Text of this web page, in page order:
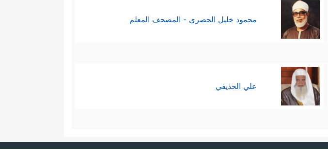
محمود خليل الحصري - المصحف المعلم
علي الحذيفي